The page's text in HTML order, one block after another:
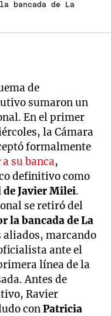
bancada de La
de
sumaron un
En el primer
la Cámara
formalmente
a su banca,
definitivo como
Javier Milei.
se retiró del
la bancada de La
aliados, marcando
ante el
línea de la
Antes de
Ravier
conPatricia